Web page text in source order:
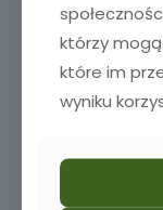
którzy
które im
wyniku